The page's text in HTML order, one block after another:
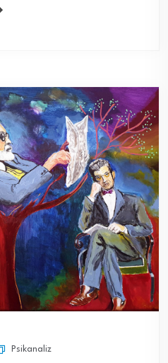
Psikanaliz